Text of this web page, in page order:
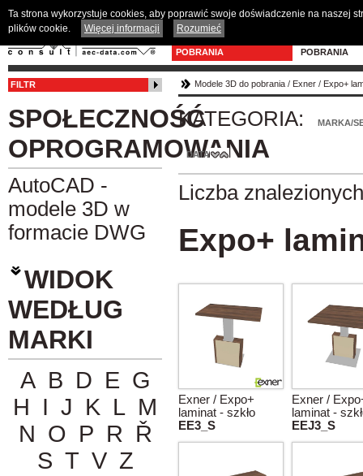
POBRANIA
POBRANIA
FILTR
SPOŁECZNOŚĆ
OPROGRAMOWANIA
AutoCAD -
modele 3D w
formacie DWG
WIDOK
WEDŁUG
MARKI
A B D E G
H I J K L M
N O P R Ř
S T V Z
Modele 3D do pobrania / Exner / Expo+
KATEGORIA: MARKA/
DATA
Liczba
Expo+
Exner / Expo+
laminat - szkło
EE3_S
Exner /
laminat -
EEJ3_S
Ta strona wykorzystuje cookies, aby poprawić swoje doświadczenie na naszej
plików cookie.
Więcej informacji Rozumieć